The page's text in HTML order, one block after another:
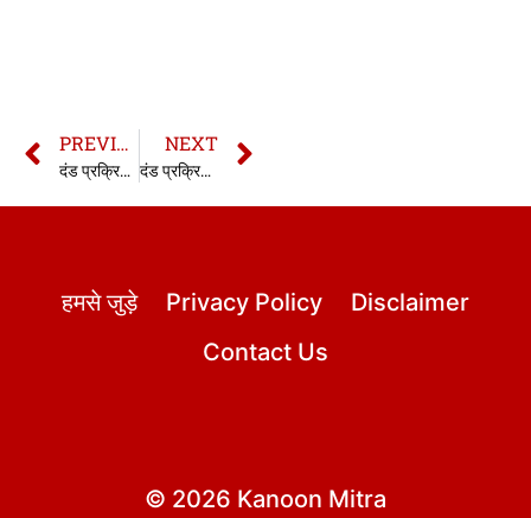
PREVIOUS
दंड प्रक्रिया संहिता की धारा 369 | सीआरपीसी की धारा 369 | Section 369 CrPC in hindi
NEXT
दंड प्रक्रिया संहिता की धारा 371 | सीआरपीसी की धारा 371 | Section 371 CrPC in hindi
हमसे जुड़े Privacy Policy
Disclaimer
Contact Us
© 2026 Kanoon Mitra